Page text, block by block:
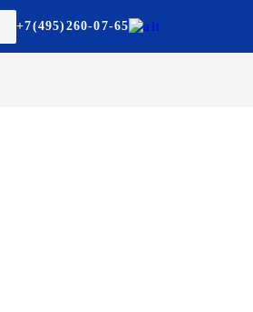
+7(495)260-07-65